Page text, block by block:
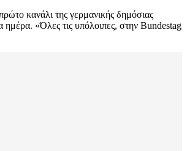
κανάλι της γερμανικής δημόσιας
«Όλες τις υπόλοιπες, στην Bundestag